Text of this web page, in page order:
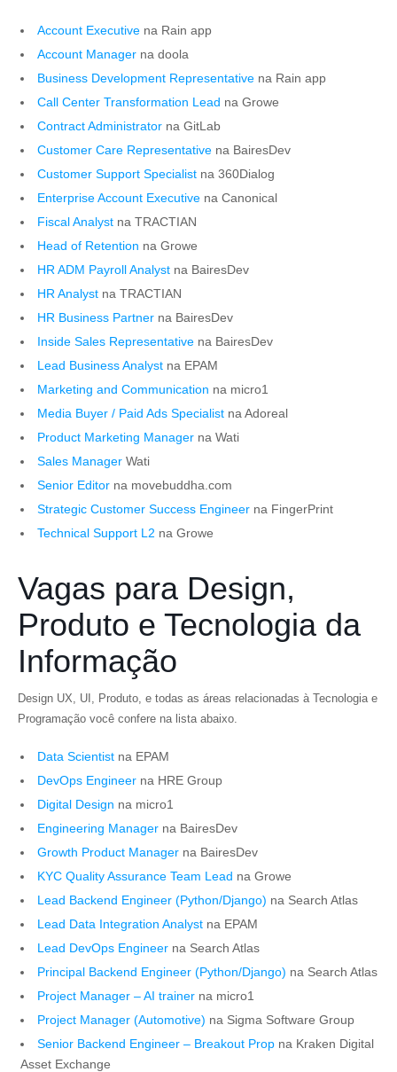
Account Executive na Rain app
Account Manager na doola
Business Development Representative na Rain app
Call Center Transformation Lead na Growe
Contract Administrator na GitLab
Customer Care Representative na BairesDev
Customer Support Specialist na 360Dialog
Enterprise Account Executive na Canonical
Fiscal Analyst na TRACTIAN
Head of Retention na Growe
HR ADM Payroll Analyst na BairesDev
HR Analyst na TRACTIAN
HR Business Partner na BairesDev
Inside Sales Representative na BairesDev
Lead Business Analyst na EPAM
Marketing and Communication na micro1
Media Buyer / Paid Ads Specialist na Adoreal
Product Marketing Manager na Wati
Sales Manager Wati
Senior Editor na movebuddha.com
Strategic Customer Success Engineer na FingerPrint
Technical Support L2 na Growe
Vagas para Design,
Produto e Tecnologia da
Informação
Design UX, UI, Produto, e todas as áreas relacionadas à Tecnologia e
Programação você confere na lista abaixo.
Data Scientist na EPAM
DevOps Engineer na HRE Group
Digital Design na micro1
Engineering Manager na BairesDev
Growth Product Manager na BairesDev
KYC Quality Assurance Team Lead na Growe
Lead Backend Engineer (Python/Django) na Search Atlas
Lead Data Integration Analyst na EPAM
Lead DevOps Engineer na Search Atlas
Principal Backend Engineer (Python/Django) na Search Atlas
Project Manager – AI trainer na micro1
Project Manager (Automotive) na Sigma Software Group
Senior Backend Engineer – Breakout Prop na Kraken Digital
Asset Exchange